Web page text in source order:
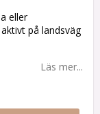
eller
på landsväg
Läs mer...